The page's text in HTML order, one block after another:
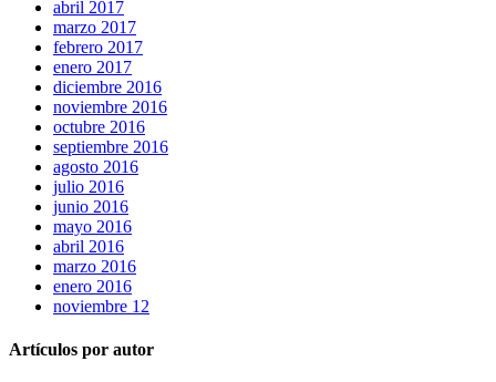
abril 2017
marzo 2017
febrero 2017
enero 2017
diciembre 2016
noviembre 2016
octubre 2016
septiembre 2016
agosto 2016
julio 2016
junio 2016
mayo 2016
abril 2016
marzo 2016
enero 2016
noviembre 12
Artículos por autor